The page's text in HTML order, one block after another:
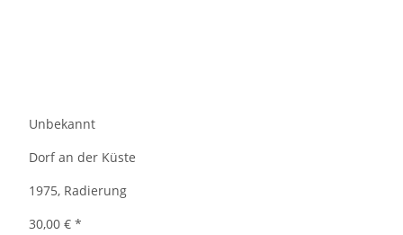
Unbekannt
Dorf an der Küste
1975, Radierung
30,00 € *